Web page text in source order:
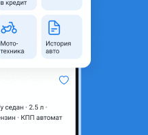
Восточно-Казахстанская
область
Б/y